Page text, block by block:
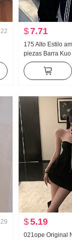
22
$7.71
175 Alto Estilo
piezas Barra
Pantalones
Bombeo Cuerda
deportivos
29
$5.19
021ope Original